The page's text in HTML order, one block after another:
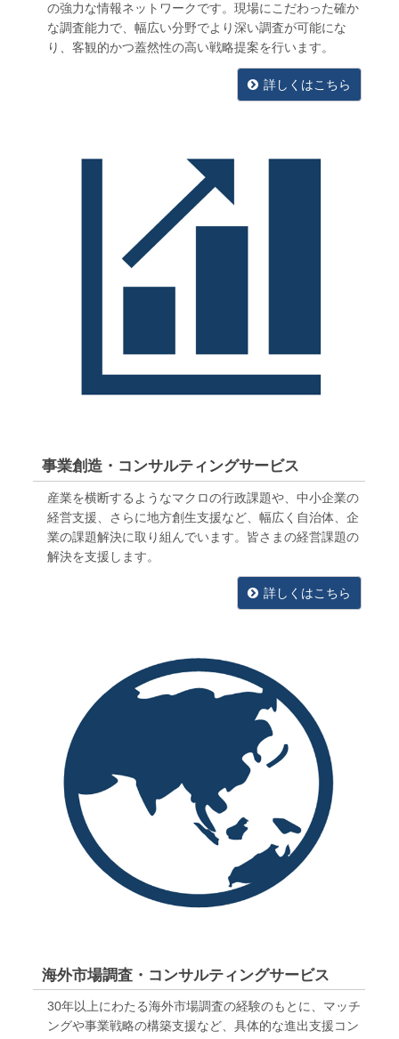
の強力な情報ネットワークです。現場にこだわった確か
な調査能力で、幅広い分野でより深い調査が可能にな
り、客観的かつ蓋然性の高い戦略提案を行います。
詳しくはこちら
事業創造・コンサルティングサービス
産業を横断するようなマクロの行政課題や、中小企業の
経営支援、さらに地方創生支援など、幅広く自治体、企
業の課題解決に取り組んでいます。皆さまの経営課題の
解決を支援します。
詳しくはこちら
海外市場調査・コンサルティングサービス
30年以上にわたる海外市場調査の経験のもとに、マッチ
ングや事業戦略の構築支援など、具体的な進出支援コン